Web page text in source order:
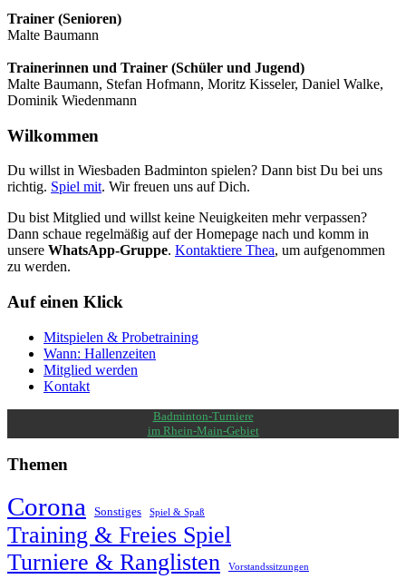
Trainer (Senioren)
Malte Baumann
Trainerinnen und Trainer (Schüler und Jugend)
Malte Baumann, Stefan Hofmann, Moritz Kisseler, Daniel Walke,
Dominik Wiedenmann
Wilkommen
Du willst in Wiesbaden Badminton spielen? Dann bist Du bei uns
richtig. Spiel mit. Wir freuen uns auf Dich.
Du bist Mitglied und willst keine Neuigkeiten mehr verpassen?
Dann schaue regelmäßig auf der Homepage nach und komm in
unsere WhatsApp-Gruppe. Kontaktiere Thea, um aufgenommen
zu werden.
Auf einen Klick
Mitspielen & Probetraining
Wann: Hallenzeiten
Mitglied werden
Kontakt
Badminton-Turniere
im Rhein-Main-Gebiet
Themen
Corona Sonstiges Spiel & Spaß
Training & Freies Spiel
Turniere & Ranglisten
Vorstandssitzungen